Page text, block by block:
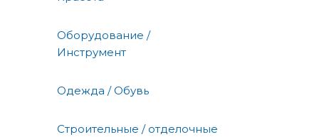
Оборудование /
Инструмент
Одежда / Обувь
Строительные / отделочные